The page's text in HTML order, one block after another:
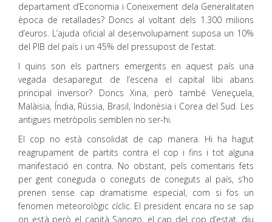
departament d’Economia i Coneixement dela Generalitaten
època de retallades? Doncs al voltant dels 1.300 milions
d’euros. L’ajuda oficial al desenvolupament suposa un 10%
del PIB del país i un 45% del pressupost de l’estat.
I quins son els partners emergents en aquest país una
vegada desaparegut de l’escena el capital libi abans
principal inversor? Doncs Xina, però també Veneçuela,
Malàisia, Índia, Rússia, Brasil, Indonèsia i Corea del Sud. Les
antigues metròpolis semblen no ser-hi.
El cop no està consolidat de cap manera. Hi ha hagut
reagrupament de partits contra el cop i fins i tot alguna
manifestació en contra. No obstant, pels comentaris fets
per gent coneguda o coneguts de coneguts al país, s’ho
prenen sense cap dramatisme especial, com si fos un
fenomen meteorològic cíclic. El president encara no se sap
on està però el capità Sanogo, el cap del cop d’estat, diu